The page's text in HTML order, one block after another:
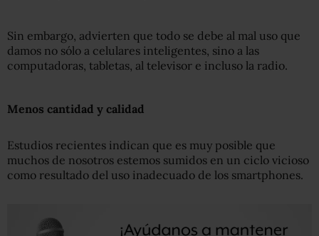
Sin embargo, advierten que todo se debe al mal uso que
damos no sólo a celulares inteligentes, sino a las
computadoras, tabletas, al televisor e incluso la radio.
Menos cantidad y calidad
Estudios recientes indican que es muy posible que
muchos de nosotros estemos sumidos en un ciclo vicioso
como resultado del uso inadecuado de los smartphones.